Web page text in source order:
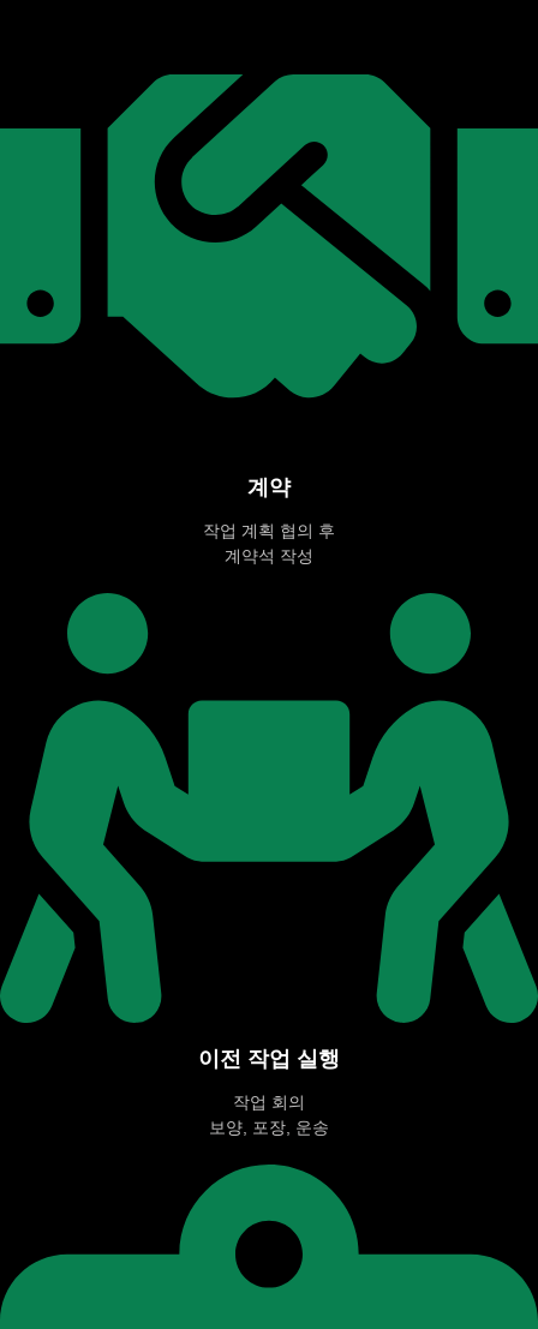
계약
작업 계획 협의 후
계약석 작성
이전 작업 실행
작업 회의
보양, 포장, 운송